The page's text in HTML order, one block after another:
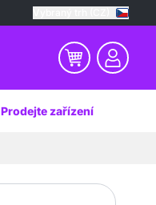
Prodejte zařízení